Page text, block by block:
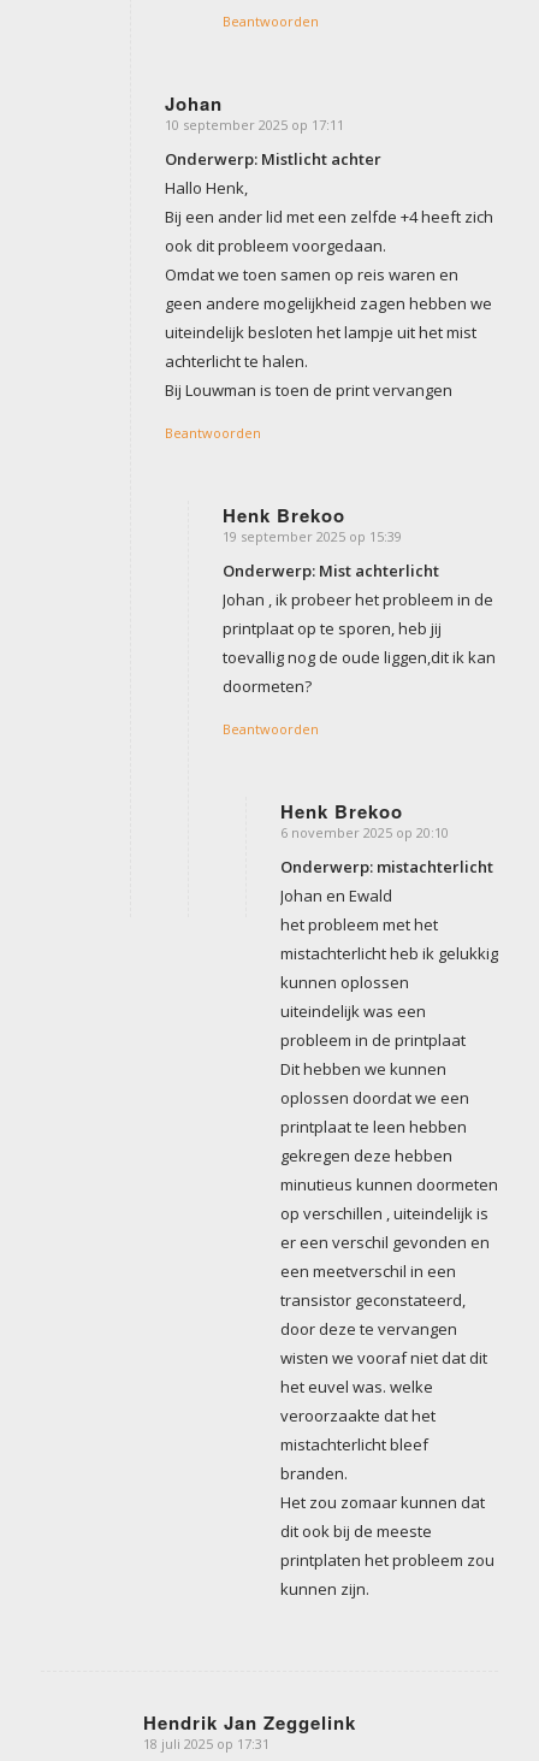
Beantwoorden
Johan
zegt:
10 september 2025 op 17:11
Onderwerp: Mistlicht achter
Hallo Henk,
Bij een ander lid met een zelfde +4 heeft zich
ook dit probleem voorgedaan.
Omdat we toen samen op reis waren en
geen andere mogelijkheid zagen hebben we
uiteindelijk besloten het lampje uit het mist
achterlicht te halen.
Bij Louwman is toen de print vervangen
Beantwoorden
Henk Brekoo
zegt:
19 september 2025 op 15:39
Onderwerp: Mist achterlicht
Johan , ik probeer het probleem in de
printplaat op te sporen, heb jij
toevallig nog de oude liggen,dit ik kan
doormeten?
Beantwoorden
Henk Brekoo
zegt:
6 november 2025 op 20:10
Onderwerp: mistachterlicht
Johan en Ewald
het probleem met het
mistachterlicht heb ik gelukkig
kunnen oplossen
uiteindelijk was een
probleem in de printplaat
Dit hebben we kunnen
oplossen doordat we een
printplaat te leen hebben
gekregen deze hebben
minutieus kunnen doormeten
op verschillen , uiteindelijk is
er een verschil gevonden en
een meetverschil in een
transistor geconstateerd,
door deze te vervangen
wisten we vooraf niet dat dit
het euvel was. welke
veroorzaakte dat het
mistachterlicht bleef
branden.
Het zou zomaar kunnen dat
dit ook bij de meeste
printplaten het probleem zou
kunnen zijn.
Hendrik Jan Zeggelink
zegt:
18 juli 2025 op 17:31